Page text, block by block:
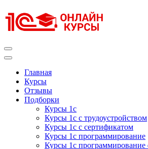
к
содержимому
Главная
Курсы
Отзывы
Подборки
Курсы 1с
Курсы 1с с трудоустройством
Курсы 1с с сертификатом
Курсы 1с программирование
Курсы 1с программирование